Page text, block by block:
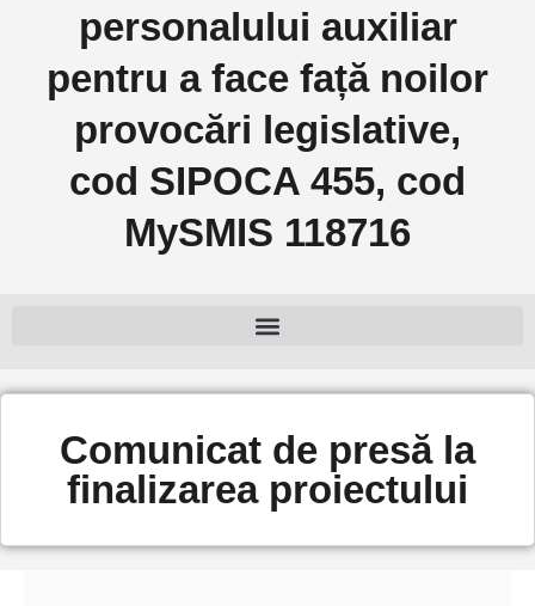
personalului auxiliar
pentru a face față noilor
provocări legislative,
cod SIPOCA 455, cod
MySMIS 118716
Comunicat de presă la
finalizarea proiectului